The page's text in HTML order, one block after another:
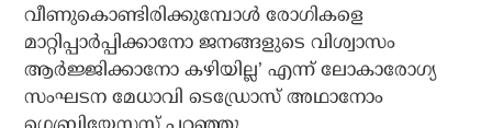
വീണുകൊണ്ടിരിക്കുമ്പോള്‍ രോഗികളെ
മാറ്റിപ്പാര്‍പ്പിക്കാനോ ജനങ്ങളുടെ വിശ്വാസം
ആര്‍ജ്ജിക്കാനോ കഴിയില്ല’ എന്ന് ലോകാരോഗ്യ
സംഘടന മേധാവി ടെഡ്രോസ് അഥാനോം